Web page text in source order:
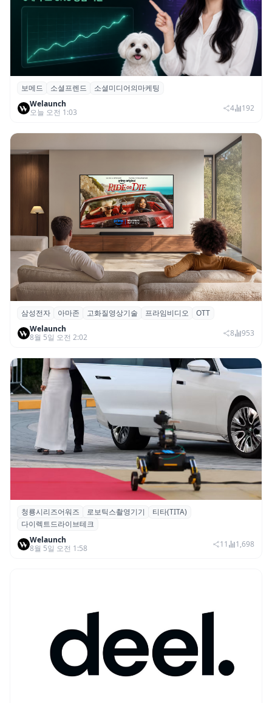
보메드 ‘소셜프렌드’, 유튜브·인스타 등 6개
SNS 마케팅 통합 지원
보메드 소셜프렌드
소셜미디어의마케팅
Welaunch
오늘 오전 1:03
4 192
삼성전자·아마존, 프라임 비디오에 ‘HDR10+
어드밴스드’ 적용
삼성전자 아마존 고화질영상기술 프라임비디오
OTT
Welaunch
8월 5일 오전 2:02
8 953
청룡시리즈어워즈 레드카펫에 등장한 바퀴
형 이족 보행 로봇 ‘티타(TITA)’
청룡시리즈어워즈 로보틱스촬영기기
티타(TITA)
다이렉트드라이브테크
Welaunch
8월 5일 오전 1:58
11 1,698